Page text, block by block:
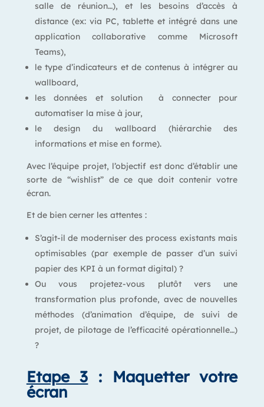
salle de réunion…), et les besoins d’accès à
distance (ex: via PC, tablette et intégré dans une
application collaborative comme Microsoft
Teams),
le type d’indicateurs et de contenus à intégrer au
wallboard,
les données et solution à connecter pour
automatiser la mise à jour,
le design du wallboard (hiérarchie des
informations et mise en forme).
Avec l’équipe projet, l’objectif est donc d’établir une
sorte de “wishlist” de ce que doit contenir votre
écran.
Et de bien cerner les attentes :
S’agit-il de moderniser des process existants mais
optimisables (par exemple de passer d’un suivi
papier des KPI à un format digital) ?
Ou vous projetez-vous plutôt vers une
transformation plus profonde, avec de nouvelles
méthodes (d’animation d’équipe, de suivi de
projet, de pilotage de l’efficacité opérationnelle…)
?
Etape 3 : Maquetter votre
écran